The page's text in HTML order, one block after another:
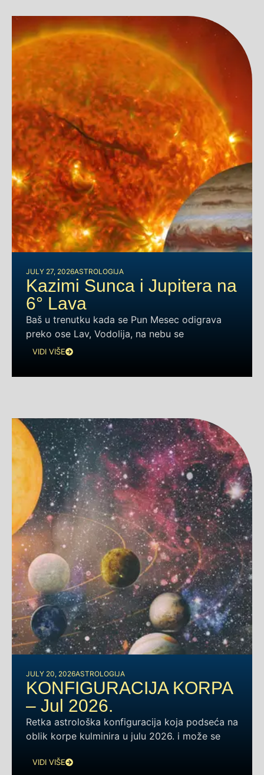
JULY 27, 2026ASTROLOGIJA
Kazimi Sunca i Jupitera na
6° Lava
Baš u trenutku kada se Pun Mesec odigrava
preko ose Lav, Vodolija, na nebu se
VIDI VIŠE
JULY 20, 2026ASTROLOGIJA
KONFIGURACIJA KORPA
– Jul 2026.
Retka astrološka konfiguracija koja podseća na
oblik korpe kulminira u julu 2026. i može se
VIDI VIŠE